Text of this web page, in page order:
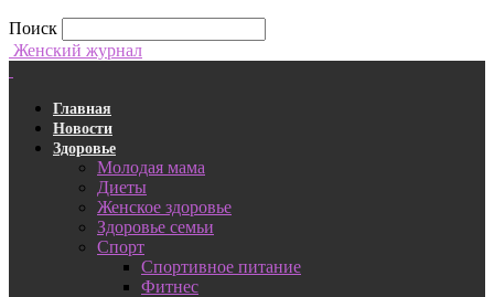
Поиск
Женский журнал
Главная
Новости
Здоровье
Молодая мама
Диеты
Женское здоровье
Здоровье семьи
Спорт
Спортивное питание
Фитнес